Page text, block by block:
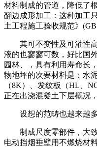
材料制成的管道，降低了
翻边成形加工：这种加工
土工程施工验收规范》
其可不变性及可灌性高
液的也寥寥可数，好比国
园林、，具有利用寿命长
物地坪的次要材料是：水
（8K）、发纹板（HL、
正在出浇混凝土下层概况
设想的范畴也越来越多.
制成尺度零部件，大致
电动挡烟垂壁用不燃烧材